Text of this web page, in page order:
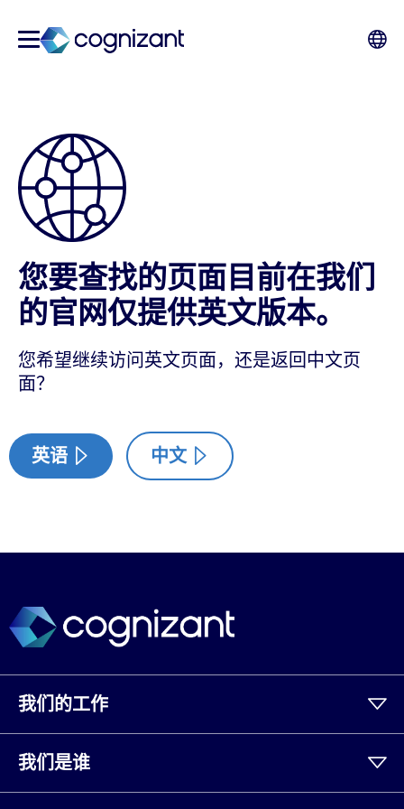
您要查找的页面目前在我们
的官网仅提供英文版本。
您希望继续访问英文页面，还是返回中文页
面？
英语 中文
我们的工作
我们是谁